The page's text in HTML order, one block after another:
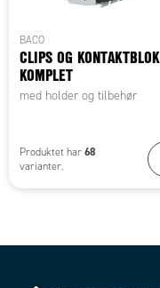
BACO
CLIPS OG KONTAKTBLOK
KOMPLET
med holder og tilbehør
Produktet har 68
varianter.